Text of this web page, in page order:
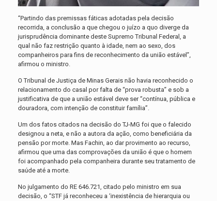
“Partindo das premissas fáticas adotadas pela decisão
recorrida, a conclusão a que chegou o juízo a quo diverge da
jurisprudência dominante deste Supremo Tribunal Federal, a
qual não faz restrição quanto à idade, nem ao sexo, dos
companheiros para fins de reconhecimento da união estável”,
afirmou o ministro.
O Tribunal de Justiça de Minas Gerais não havia reconhecido o
relacionamento do casal por falta de “prova robusta” e sob a
justificativa de que a união estável deve ser “contínua, pública e
douradora, com intenção de constituir família”.
Um dos fatos citados na decisão do TJ-MG foi que o falecido
designou a neta, e não a autora da ação, como beneficiária da
pensão por morte. Mas Fachin, ao dar provimento ao recurso,
afirmou que uma das comprovações da união é que o homem
foi acompanhado pela companheira durante seu tratamento de
saúde até a morte.
No julgamento do RE 646.721, citado pelo ministro em sua
decisão, o “STF já reconheceu a ‘inexistência de hierarquia ou